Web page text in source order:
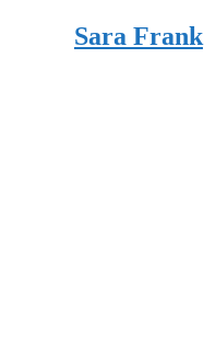
Sara Frank